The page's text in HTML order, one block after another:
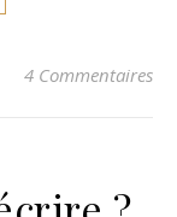
4 Commentaires